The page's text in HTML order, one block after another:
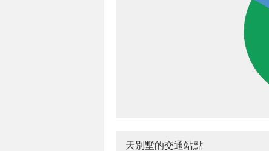
天別墅的交通站點